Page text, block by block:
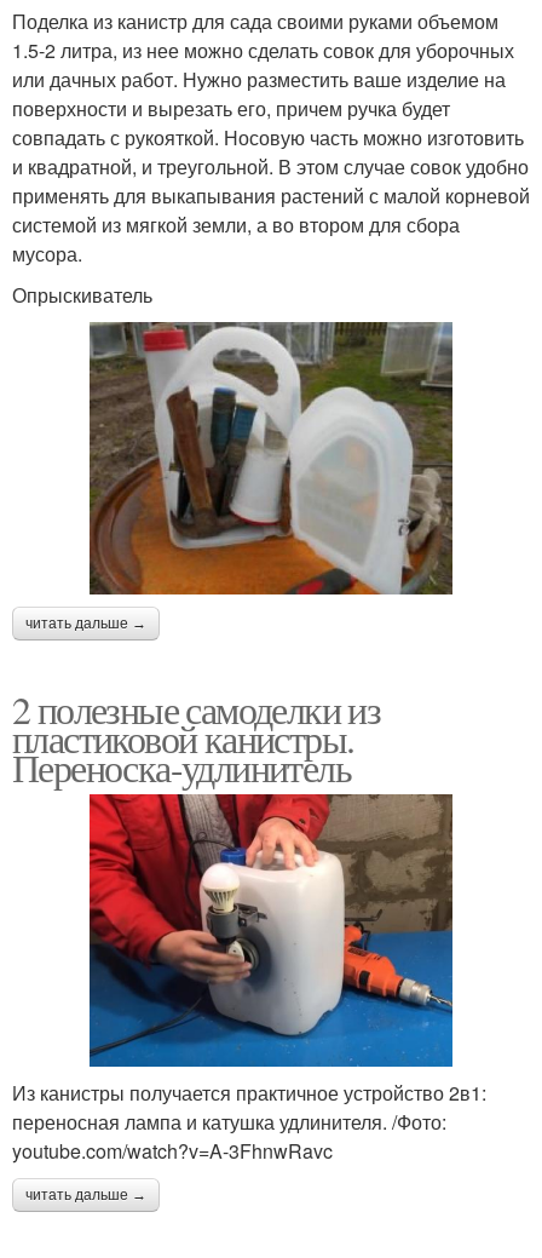
Поделка из канистр для сада своими руками объемом
1.5-2 литра, из нее можно сделать совок для уборочных
или дачных работ. Нужно разместить ваше изделие на
поверхности и вырезать его, причем ручка будет
совпадать с рукояткой. Носовую часть можно изготовить
и квадратной, и треугольной. В этом случае совок удобно
применять для выкапывания растений с малой корневой
системой из мягкой земли, а во втором для сбора
мусора.
Опрыскиватель
читать дальше →
2 полезные самоделки из
пластиковой канистры.
Переноска-удлинитель
Из канистры получается практичное устройство 2в1:
переносная лампа и катушка удлинителя. /Фото:
youtube.com/watch?v=A-3FhnwRavc
читать дальше →